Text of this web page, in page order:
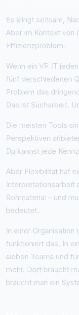
Es klingt seltsam,
Aber im Kontext von
Effizienzproblem.
Wenn ein VP IT
fünf verschiedenen
Problem das
Das ist Sucharbeit.
Die meisten Tools
Perspektiven
Du kannst jede
Aber Flexibilität hat
Interpretationsarbeit
Rohmaterial – und
bedeutet.
In einer
funktioniert das. In
sieben Teams und
mehr. Dort braucht
braucht man ein